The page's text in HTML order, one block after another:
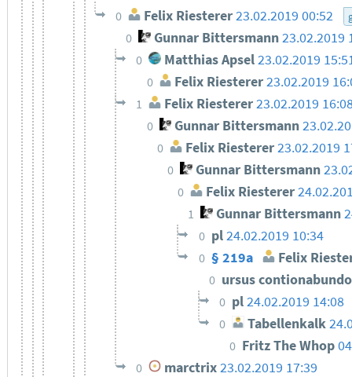
0 Felix Riesterer23.02.2019 00:52
0 Gunnar Bittersmann23.02.2019
0 Matthias Apsel23.02.2019
0 Felix Riesterer23.02.2019
1 Felix Riesterer23.02.2019
0 Gunnar Bittersmann
0 Felix Riesterer 23.02.2019
0 Gunnar Bittersmann
0 Felix Riesterer
1 Gunnar Bittersmann
0 pl24.02.2019 10:34
0 § 219a Felix
0 ursus
0 pl24.02.2019 14:08
0 Tabellenkalk
0 Fritz The Whop
0 marctrix23.02.2019 17:39